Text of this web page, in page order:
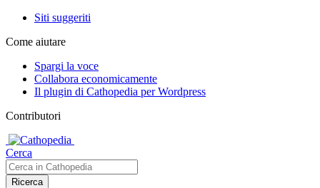
Siti suggeriti
Come aiutare
Spargi la voce
Collabora economicamente
Il plugin di Cathopedia per Wordpress
Contributori
Cerca
Ricerca